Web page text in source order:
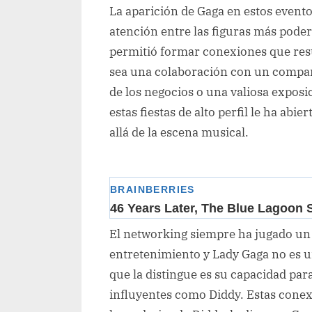
La aparición de Gaga en estos
atención entre las figuras más
permitió formar conexiones que
sea una colaboración con un
de los negocios o una valiosa
estas fiestas de alto perfil le ha
allá de la escena musical.
El networking siempre ha jugado
entretenimiento y Lady Gaga no es
que la distingue es su capacidad
influyentes como Diddy. Estas